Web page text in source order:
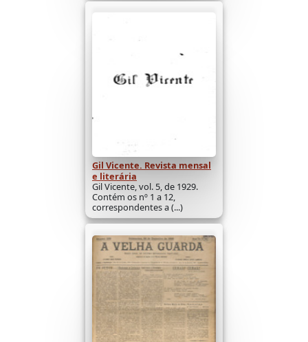
Gil Vicente. Revista mensal
e literária
Gil Vicente, vol. 5, de 1929.
Contém os nº 1 a 12,
correspondentes a (...)